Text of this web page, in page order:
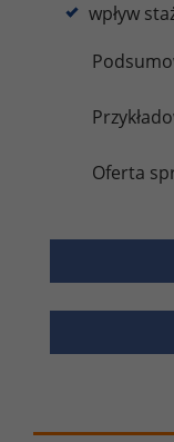
wpływ
Oferta